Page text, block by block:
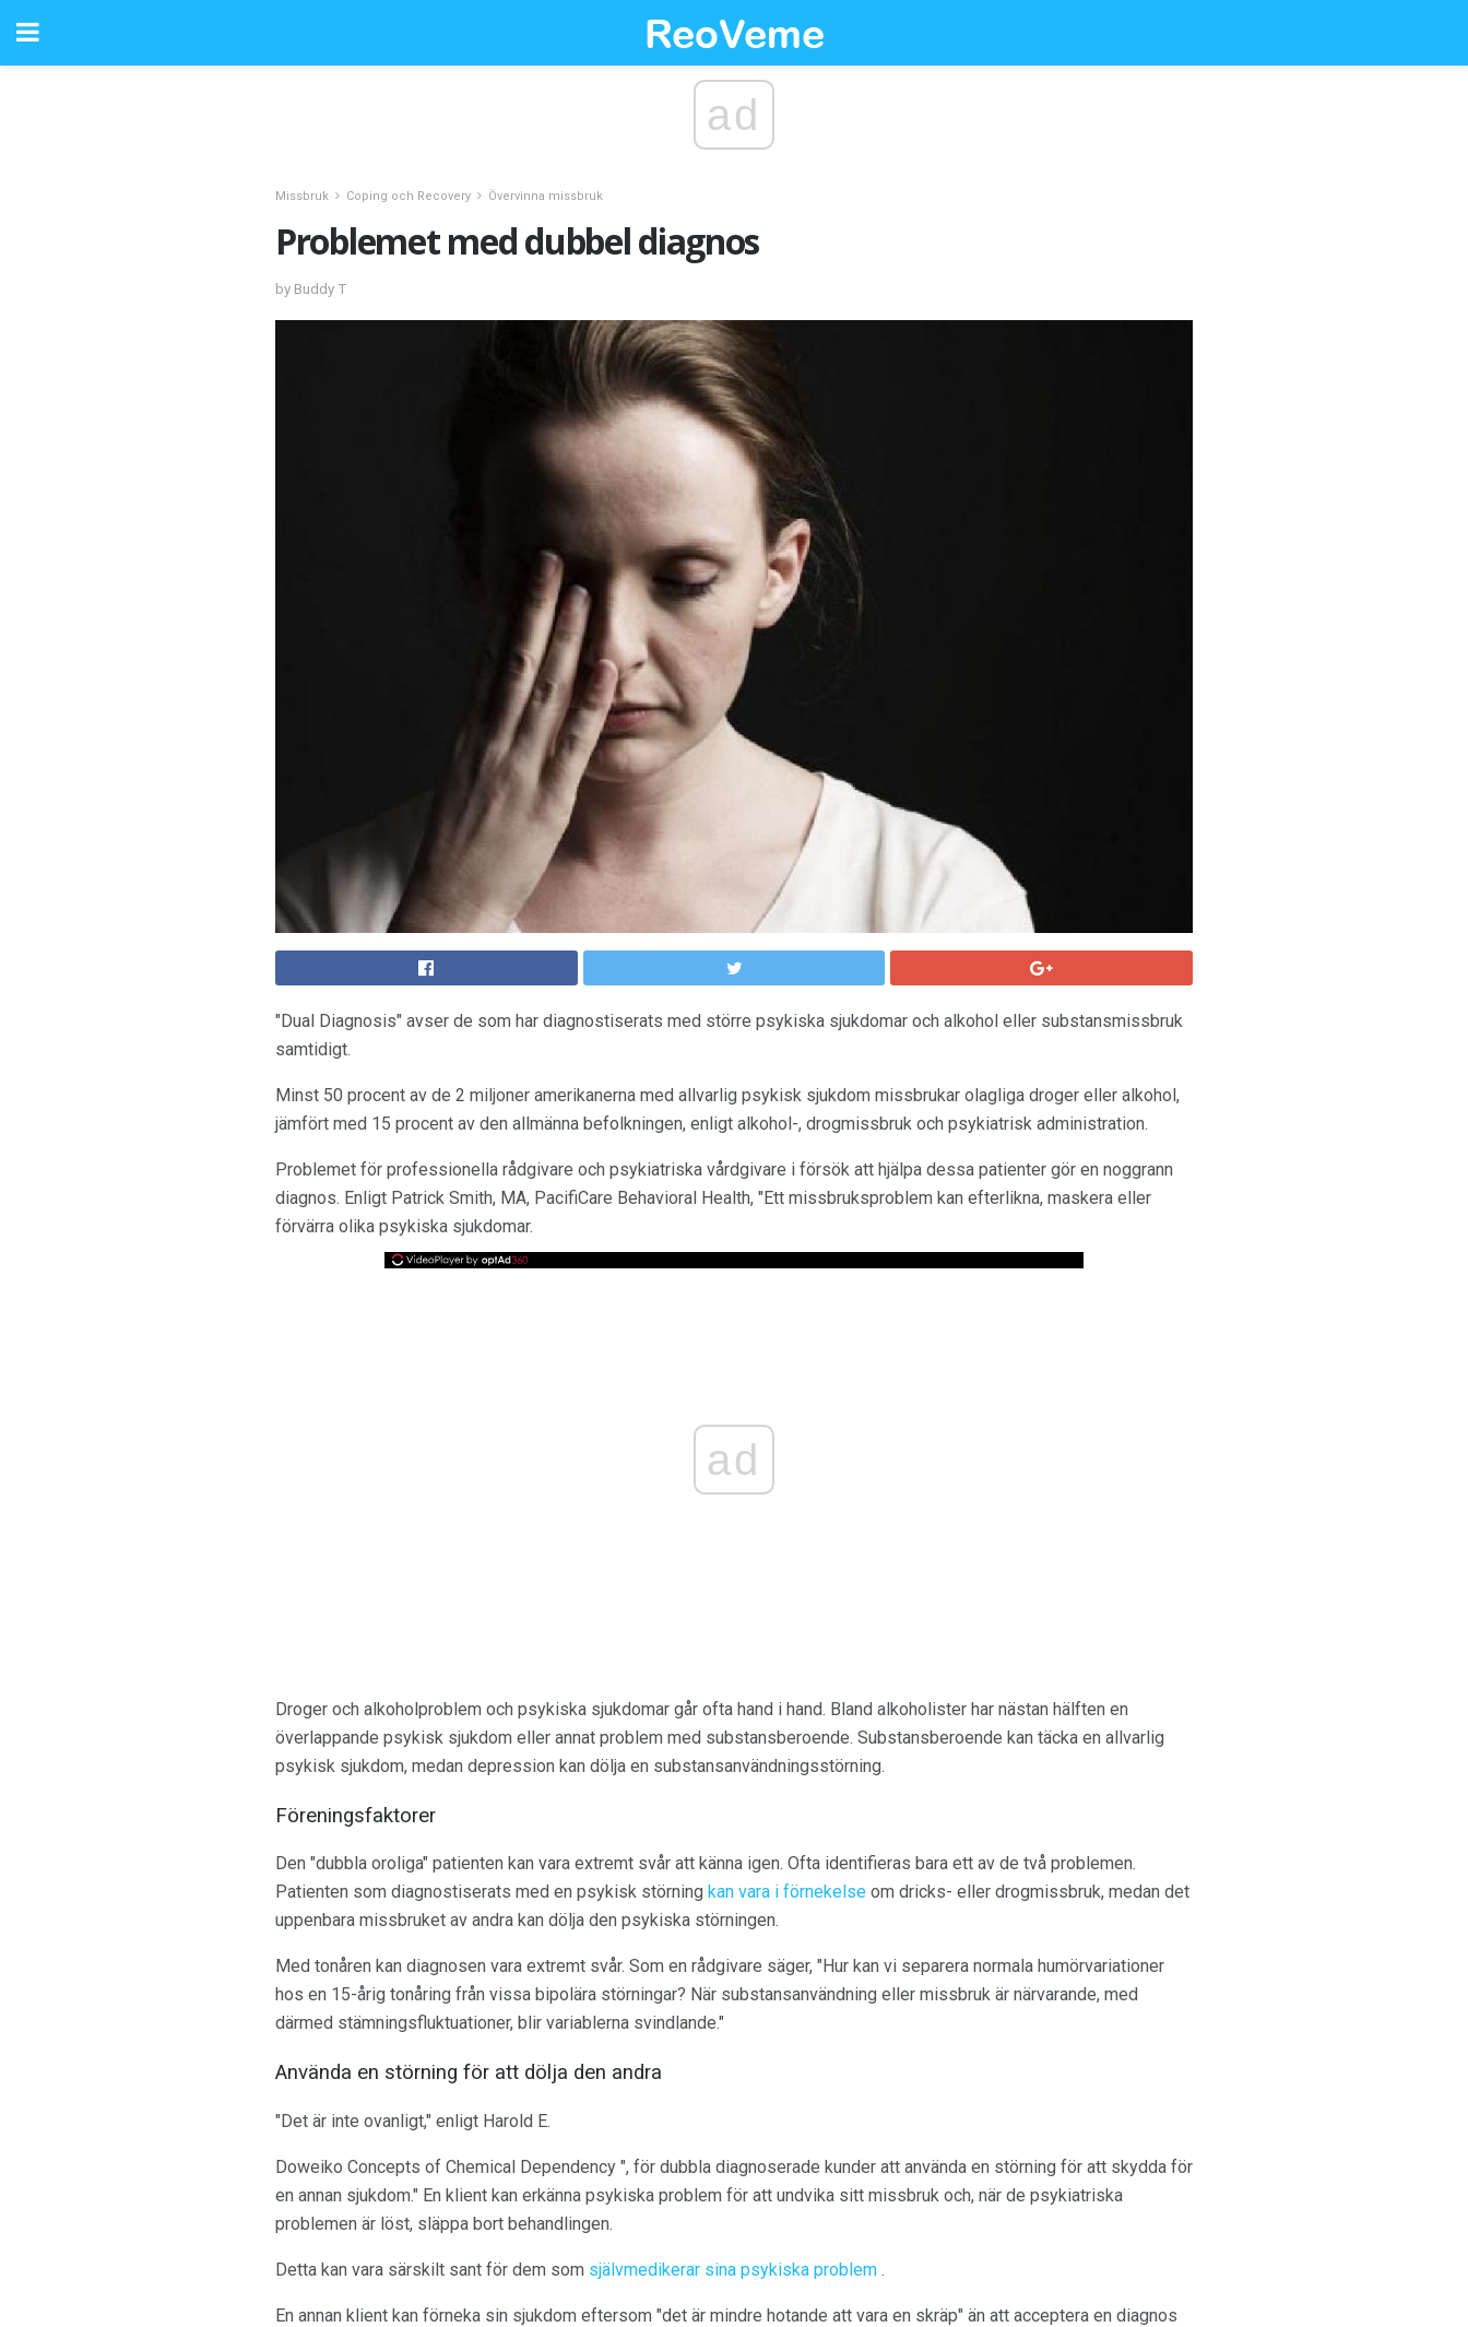
ad
Missbruk Coping och Recovery Övervinna missbruk
Problemet med dubbel diagnos
by Buddy T
"Dual Diagnosis" avser de som har diagnostiserats med större psykiska sjukdomar och alkohol eller substansmissbruk
samtidigt.
Minst 50 procent av de 2 miljoner amerikanerna med allvarlig psykisk sjukdom missbrukar olagliga droger eller alkohol,
jämfört med 15 procent av den allmänna befolkningen, enligt alkohol-, drogmissbruk och psykiatrisk administration.
Problemet för professionella rådgivare och psykiatriska vårdgivare i försök att hjälpa dessa patienter gör en noggrann
diagnos. Enligt Patrick Smith, MA, PacifiCare Behavioral Health, "Ett missbruksproblem kan efterlikna, maskera eller
förvärra olika psykiska sjukdomar.
ad
Droger och alkoholproblem och psykiska sjukdomar går ofta hand i hand. Bland alkoholister har nästan hälften en
överlappande psykisk sjukdom eller annat problem med substansberoende. Substansberoende kan täcka en allvarlig
psykisk sjukdom, medan depression kan dölja en substansanvändningsstörning.
Föreningsfaktorer
Den "dubbla oroliga" patienten kan vara extremt svår att känna igen. Ofta identifieras bara ett av de två problemen.
Patienten som diagnostiserats med en psykisk störning kan vara i förnekelse om dricks- eller drogmissbruk, medan det
uppenbara missbruket av andra kan dölja den psykiska störningen.
Med tonåren kan diagnosen vara extremt svår. Som en rådgivare säger, "Hur kan vi separera normala humörvariationer
hos en 15-årig tonåring från vissa bipolära störningar? När substansanvändning eller missbruk är närvarande, med
därmed stämningsfluktuationer, blir variablerna svindlande."
Använda en störning för att dölja den andra
"Det är inte ovanligt," enligt Harold E.
Doweiko Concepts of Chemical Dependency ", för dubbla diagnoserade kunder att använda en störning för att skydda för
en annan sjukdom." En klient kan erkänna psykiska problem för att undvika sitt missbruk och, när de psykiatriska
problemen är löst, släppa bort behandlingen.
Detta kan vara särskilt sant för dem som självmedikerar sina psykiska problem .
En annan klient kan förneka sin sjukdom eftersom "det är mindre hotande att vara en skräp" än att acceptera en diagnos